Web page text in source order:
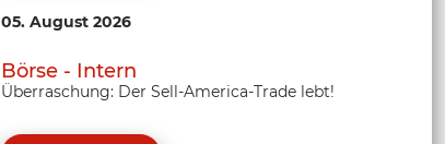
05. August 2026
Börse - Intern
Überraschung: Der Sell-America-Trade lebt!